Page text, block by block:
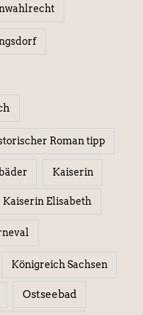
Roman tipp
Kaiserin
Kaiserin Elisabeth
Königreich Sachsen
Ostseebad